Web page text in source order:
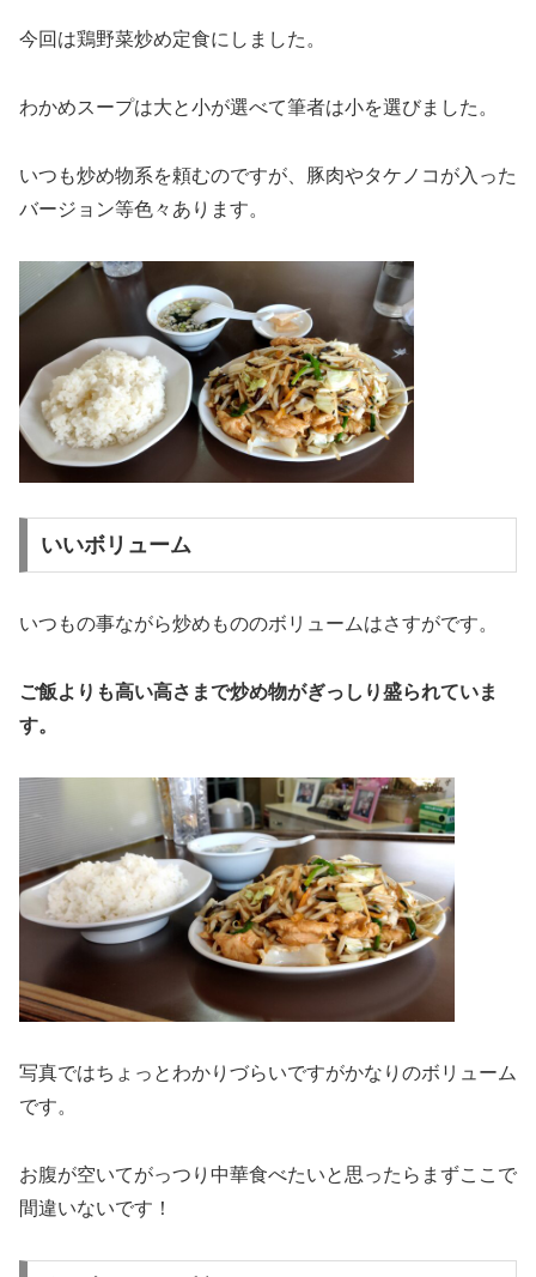
今回は鶏野菜炒め定食にしました。
わかめスープは大と小が選べて筆者は小を選びました。
いつも炒め物系を頼むのですが、豚肉やタケノコが入った
バージョン等色々あります。
いいボリューム
いつもの事ながら炒めもののボリュームはさすがです。
ご飯よりも高い高さまで炒め物がぎっしり盛られていま
す。
写真ではちょっとわかりづらいですがかなりのボリューム
です。
お腹が空いてがっつり中華食べたいと思ったらまずここで
間違いないです！